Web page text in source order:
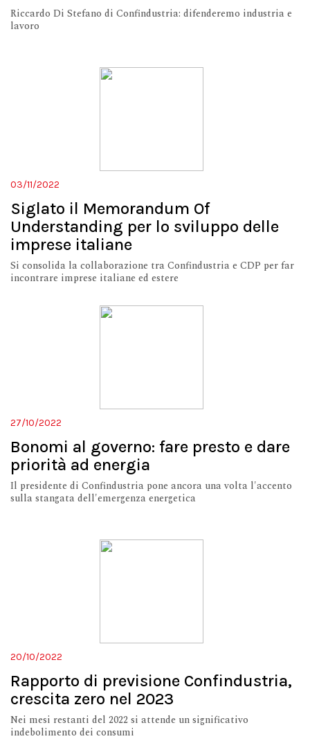
Riccardo Di Stefano di Confindustria: difenderemo industria e
lavoro
03/11/2022
Siglato il Memorandum Of
Understanding per lo sviluppo delle
imprese italiane
Si consolida la collaborazione tra Confindustria e CDP per far
incontrare imprese italiane ed estere
27/10/2022
Bonomi al governo: fare presto e dare
priorità ad energia
Il presidente di Confindustria pone ancora una volta l'accento
sulla stangata dell'emergenza energetica
20/10/2022
Rapporto di previsione Confindustria,
crescita zero nel 2023
Nei mesi restanti del 2022 si attende un significativo
indebolimento dei consumi